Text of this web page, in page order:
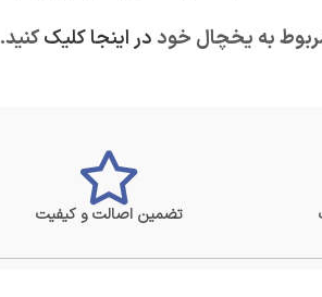
به یخچال خوددر اینجا کلیککنید.
تضمین اصالت و کیفیت